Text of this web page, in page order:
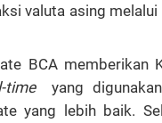
valuta asing
BCA memberikan
timeyang digunakan
yang lebih baik.